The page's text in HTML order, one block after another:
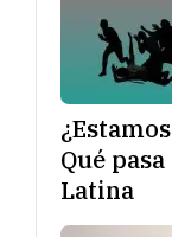
Qué
Latina